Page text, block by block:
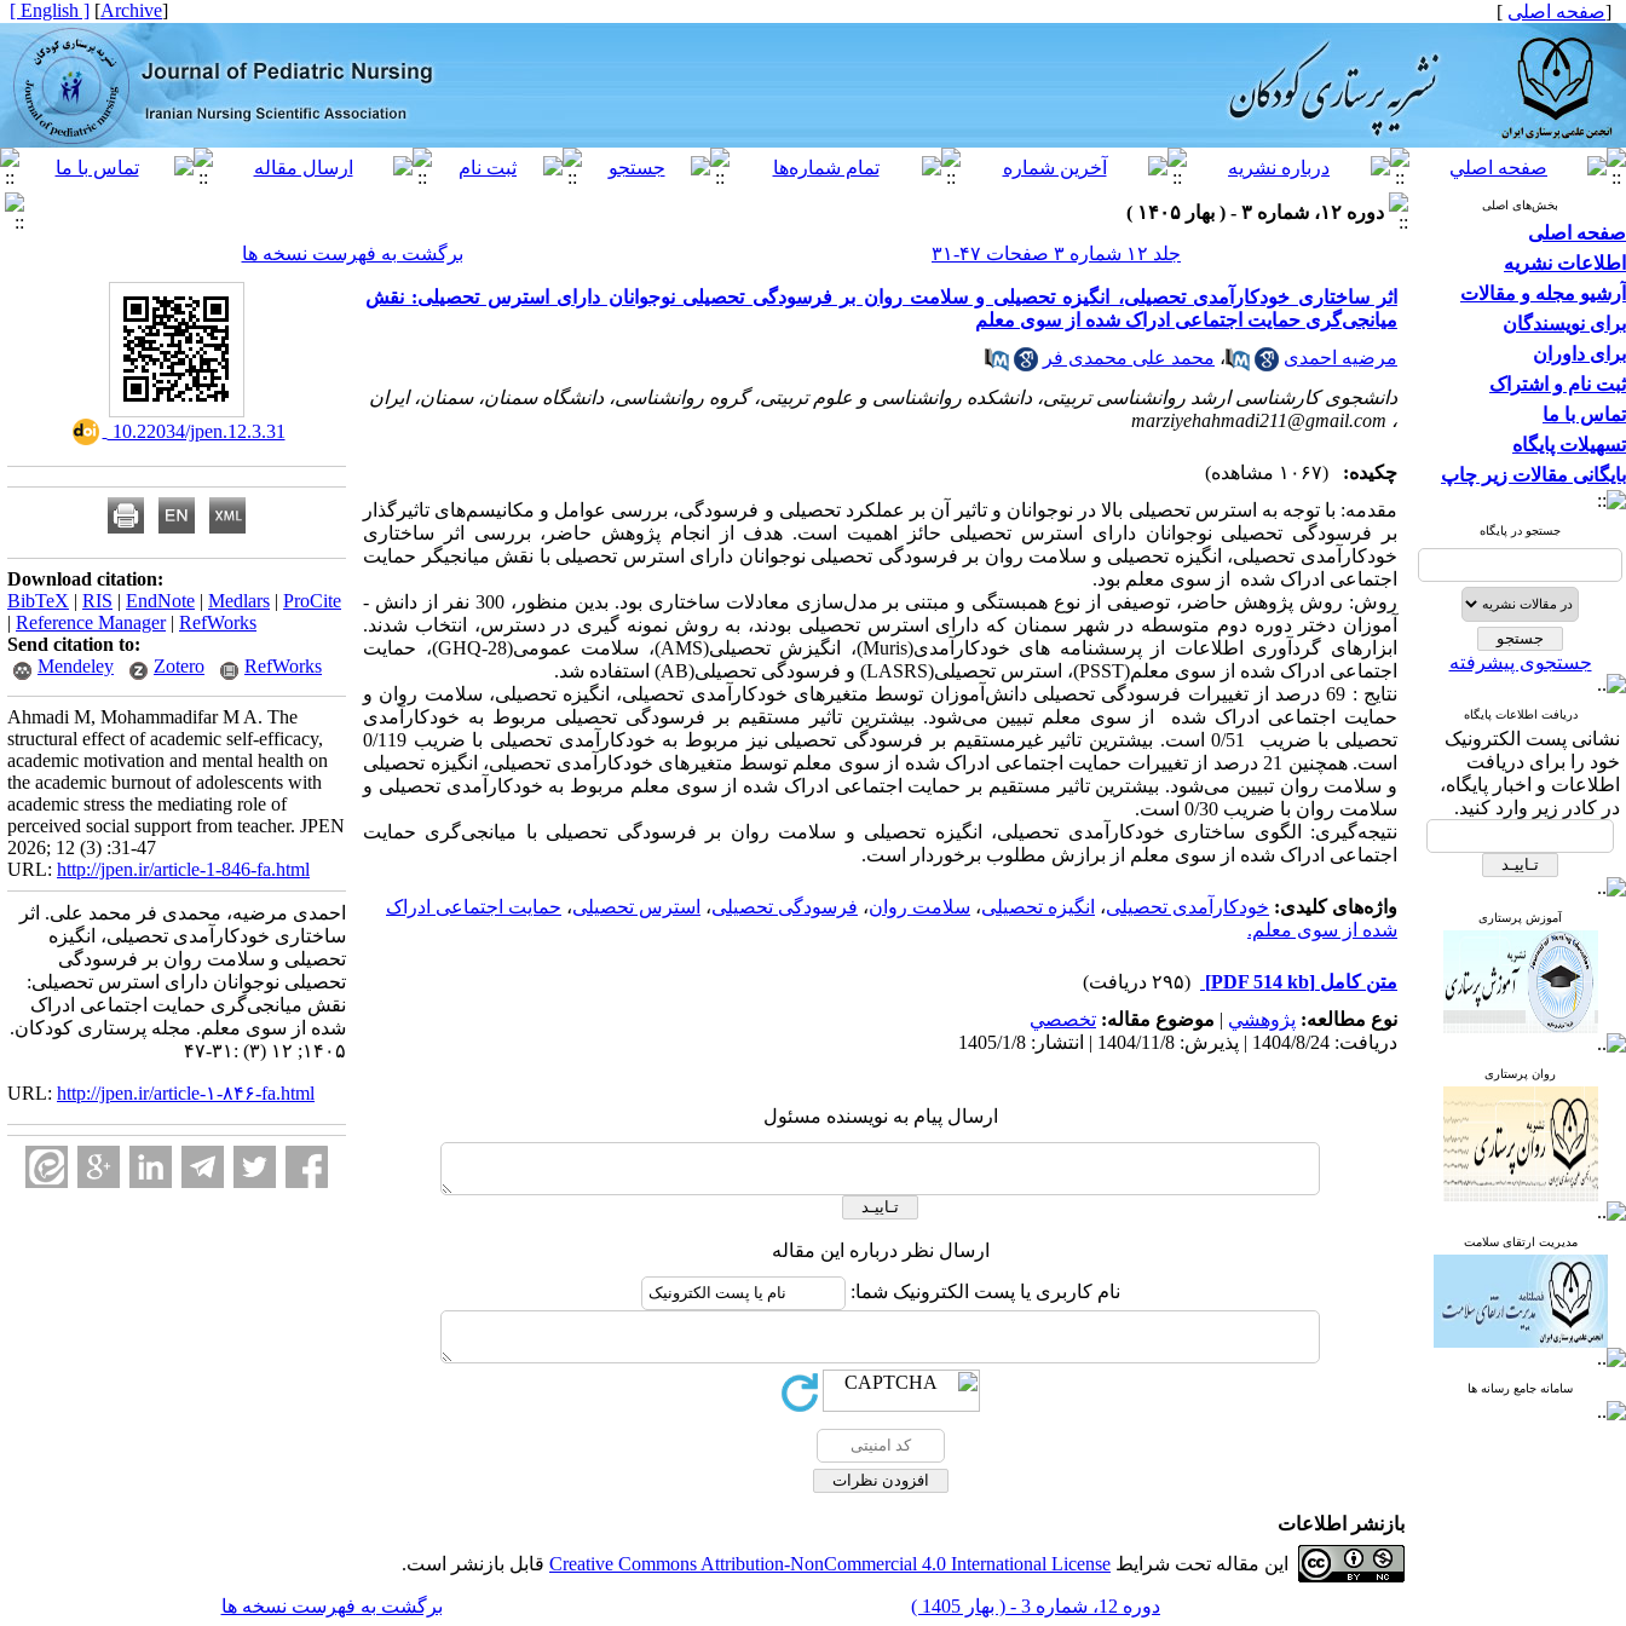
[صفحه اصلی ]
[
Archive
]
[ English ]
بخش‌های اصلی
صفحه اصلی
اطلاعات نشریه
آرشیو مجله و مقالات
برای نویسندگان
برای داوران
ثبت نام و اشتراک
تماس با ما
تسهیلات پایگاه
بایگانی مقالات زیر چاپ
جستجو در پایگاه
جستجوی پیشرفته
دریافت اطلاعات پایگاه
نشانی پست الکترونیک
خود را برای دریافت
اطلاعات و اخبار پایگاه،
در کادر زیر وارد کنید.
آموزش پرستاری
روان پرستاری
مدیریت ارتقای سلامت
سامانه جامع رسانه ها
دوره ۱۲، شماره ۳ - ( بهار ۱۴۰۵ )
جلد ۱۲ شماره ۳ صفحات ۴۷-۳۱
برگشت به فهرست نسخه ها
اثر ساختاری خودکارآمدی تحصیلی، انگیزه تحصیلی و سلامت روان بر فرسودگی تحصیلی نوجوانان دارای استرس تحصیلی: نقش
میانجی‌گری حمایت اجتماعی ادراک شده از سوی معلم
مرضیه احمدی
، محمد علی محمدی فر
دانشجوی کارشناسی ارشد روانشناسی تربیتی، دانشکده روانشناسی و علوم تربیتی، گروه روانشناسی، دانشگاه سمنان، سمنان، ایران
، marziyehahmadi211@gmail.com
چکیده:
(۱۰۶۷ مشاهده)
مقدمه: با توجه به استرس تحصیلی بالا در نوجوانان و تاثیر آن بر عملکرد تحصیلی و فرسودگی، بررسی عوامل و مکانیسم‌های تاثیرگذار
بر فرسودگی تحصیلی نوجوانان دارای استرس تحصیلی حائز اهمیت است. هدف از انجام پژوهش حاضر، بررسی اثر ساختاری
خودکارآمدی تحصیلی، انگیزه تحصیلی و سلامت روان بر فرسودگی تحصیلی نوجوانان دارای استرس تحصیلی با نقش میانجی­گر حمایت
اجتماعی ادراک شده از سوی معلم بود.
روش‌‌: روش پژوهش حاضر، توصیفی از نوع همبستگی و مبتنی بر مدل‌سازی معادلات ساختاری بود. بدین منظور، 300 نفر از دانش ­
آموزان دختر دوره دوم متوسطه در شهر سمنان که دارای استرس تحصیلی بودند، به روش نمونه­ گیری در دسترس، انتخاب شدند.
ابزارهای گردآوری اطلاعات از پرسشنامه­ های خودکارآمدی(Muris)، انگیزش تحصیلی(AMS)، سلامت عمومی(GHQ-28)، حمایت
اجتماعی ادراک شده از سوی معلم(PSST)، استرس تحصیلی(LASRS) و فرسودگی تحصیلی(AB) استفاده شد.
نتایج : 69 درصد از تغییرات فرسودگی تحصیلی دانش‌آموزان توسط متغیرهای خودکارآمدی تحصیلی، انگیزه تحصیلی، سلامت روان و
حمایت اجتماعی ادراک شده از سوی معلم تبیین می‌شود. بیشترین تاثیر مستقیم بر فرسودگی تحصیلی مربوط به خودکارآمدی
تحصیلی با ضریب 0/51 است. بیشترین تاثیر غیرمستقیم بر فرسودگی تحصیلی نیز مربوط به خودکارآمدی تحصیلی با ضریب 0/119
است. همچنین 21 درصد از تغییرات حمایت اجتماعی ادراک شده از سوی معلم توسط متغیرهای خودکارآمدی تحصیلی، انگیزه تحصیلی
و سلامت روان تبیین می‌شود. بیشترین تاثیر مستقیم بر حمایت اجتماعی ادراک شده از سوی معلم مربوط به خودکارآمدی تحصیلی و
سلامت روان با ضریب 0/30 است.
نتیجه‌گیری: الگوی ساختاری خودکارآمدی تحصیلی، انگیزه تحصیلی و سلامت روان بر فرسودگی تحصیلی با میانجی‌گری حمایت
اجتماعی ادراک شده از سوی معلم از برازش مطلوب برخوردار است.
واژه‌های کلیدی: خودکارآمدی تحصیلی، انگیزه تحصیلی، سلامت روان، فرسودگی تحصیلی، استرس تحصیلی، حمایت اجتماعی ادراک
شده از سوی معلم.
متن کامل [PDF 514 kb]
(۲۹۵ دریافت)
نوع مطالعه: پژوهشي | موضوع مقاله: تخصصي
دریافت: 1404/8/24 | پذیرش: 1404/11/8 | انتشار: 1405/1/8
ارسال پیام به نویسنده مسئول
ارسال نظر درباره این مقاله
نام کاربری یا پست الکترونیک شما:
‎ 10.22034/jpen.12.3.31
Download citation:
BibTeX | RIS | EndNote | Medlars | ProCite
| Reference Manager| RefWorks
Send citation to:
Mendeley
Zotero RefWorks
Ahmadi M, Mohammadifar M A. The
structural effect of academic self-efficacy,
academic motivation and mental health on
the academic burnout of adolescents with
academic stress the mediating role of
perceived social support from teacher. JPEN
2026; 12 (3) :31-47
URL: http://jpen.ir/article-1-846-fa.html
احمدی مرضیه، محمدی فر محمد علی. اثر
ساختاری خودکارآمدی تحصیلی، انگیزه
تحصیلی و سلامت روان بر فرسودگی
تحصیلی نوجوانان دارای استرس تحصیلی:
نقش میانجی‌گری حمایت اجتماعی ادراک
شده از سوی معلم. مجله پرستاری کودکان.
۱۴۰۵; ۱۲ (۳) :۳۱-۴۷
URL: http://jpen.ir/article-۱-۸۴۶-fa.html
بازنشر اطلاعات
این مقاله تحت شرایط Creative Commons Attribution-NonCommercial 4.0 International License قابل بازنشر است.
دوره 12، شماره 3 - ( بهار 1405 ) برگشت به فهرست نسخه ها